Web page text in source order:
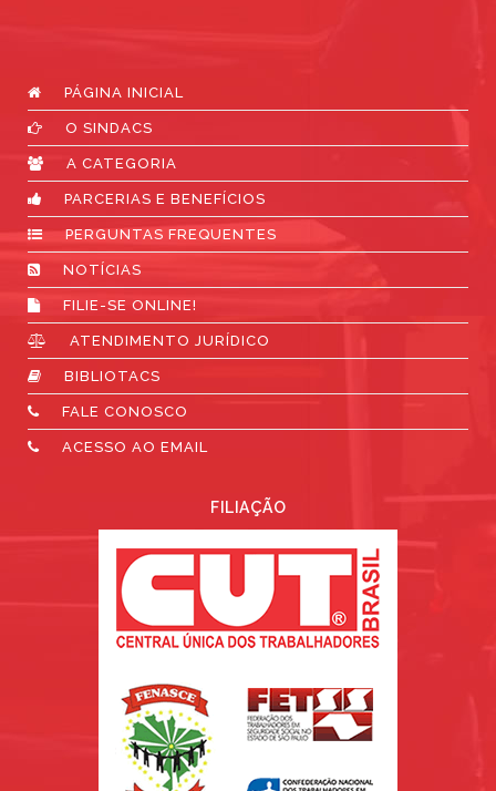
PÁGINA INICIAL
O SINDACS
A CATEGORIA
PARCERIAS E BENEFÍCIOS
PERGUNTAS FREQUENTES
NOTÍCIAS
FILIE-SE ONLINE!
ATENDIMENTO JURÍDICO
BIBLIOTACS
FALE CONOSCO
ACESSO AO EMAIL
FILIAÇÃO